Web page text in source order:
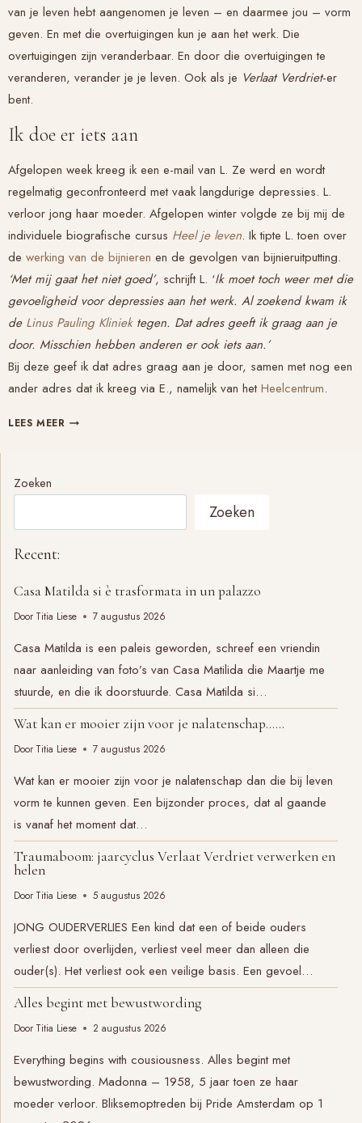
van je leven hebt aangenomen je leven – en daarmee jou – vorm
geven. En met die overtuigingen kun je aan het werk. Die
overtuigingen zijn veranderbaar. En door die overtuigingen te
veranderen, verander je je leven. Ook als je Verlaat Verdriet-er
bent.
Ik doe er iets aan
Afgelopen week kreeg ik een e-mail van L. Ze werd en wordt
regelmatig geconfronteerd met vaak langdurige depressies. L.
verloor jong haar moeder. Afgelopen winter volgde ze bij mij de
individuele biografische cursus Heel je leven. Ik tipte L. toen over
de werking van de bijnieren en de gevolgen van bijnieruitputting.
‘Met mij gaat het niet goed’, schrijft L. ‘Ik moet toch weer met die
gevoeligheid voor depressies aan het werk. Al zoekend kwam ik
de Linus Pauling Kliniektegen. Dat adres geeft ik graag aan je
door. Misschien hebben anderen er ook iets aan.’
Bij deze geef ik dat adres graag aan je door, samen met nog een
ander adres dat ik kreeg via E., namelijk van hetHeelcentrum.
LEES MEER ‘ZO’N
Zoeken
Zoeken
Recent:
Casa Matilda si è trasformata in un palazzo
Door Titia Liese 7 augustus 2026
Casa Matilda is een paleis geworden, schreef een vriendin
naar aanleiding van foto’s van Casa Matilida die Maartje me
stuurde, en die ik doorstuurde. Casa Matilda si…
Wat kan er mooier zijn voor je nalatenschap……
Door Titia Liese 7 augustus 2026
Wat kan er mooier zijn voor je nalatenschap dan die bij leven
vorm te kunnen geven. Een bijzonder proces, dat al gaande
is vanaf het moment dat…
Traumaboom: jaarcyclus Verlaat Verdriet verwerken en
helen
Door Titia Liese 5 augustus 2026
JONG OUDERVERLIES Een kind dat een of beide ouders
verliest door overlijden, verliest veel meer dan alleen die
ouder(s). Het verliest ook een veilige basis. Een gevoel…
Alles begint met bewustwording
Door Titia Liese 2 augustus 2026
Everything begins with cousiousness. Alles begint met
bewustwording. Madonna – 1958, 5 jaar toen ze haar
moeder verloor. Bliksemoptreden bij Pride Amsterdam op 1